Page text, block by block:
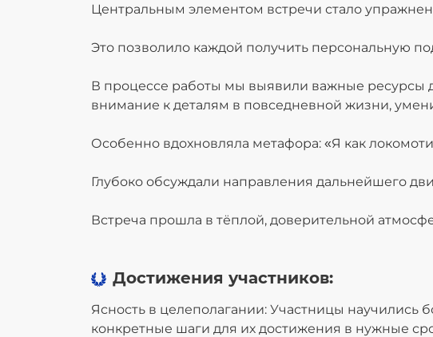
Центральным элементом встречи стало
Это позволило каждой получить персональную
В процессе работы мы выявили важные ресурсы
внимание к деталям в повседневной жизни,
Особенно вдохновляла метафора: «Я как
Глубоко обсуждали направления дальнейшего
Встреча прошла в тёплой, доверительной
Достижения участников:
Ясность в целеполагании: Участницы научились
конкретные шаги для их достижения в нужные